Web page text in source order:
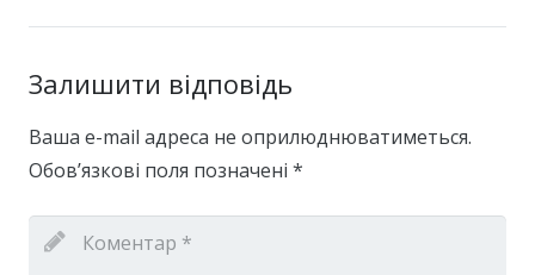
Залишити відповідь
Ваша e-mail адреса не оприлюднюватиметься.
Обов’язкові поля позначені *